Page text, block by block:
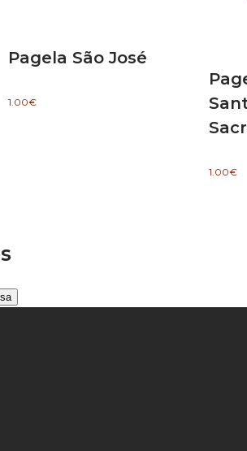
Pagela São José
1.00€
1.00€